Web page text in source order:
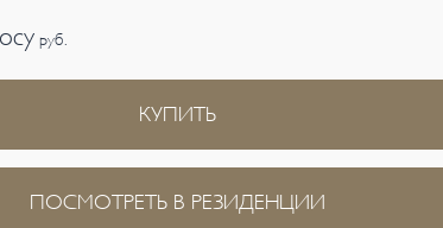
руб.
КУПИТЬ
ПОСМОТРЕТЬ В РЕЗИДЕНЦИИ